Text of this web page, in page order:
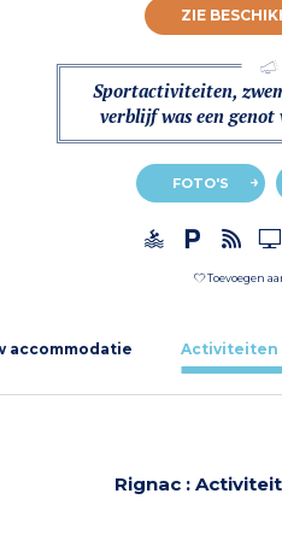
ZIE
Sportactiviteiten,
verblijf was een
FOTO'S
Toevoegen
accommodatie Activiteiten
Rignac :